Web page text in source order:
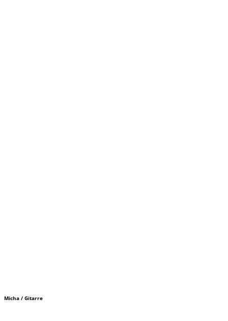
Micha / Gitarre